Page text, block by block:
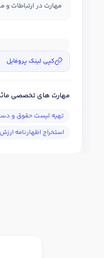
مهارت در ارتباطات و
کپی لینک پروفایل
مهارت های تخصصی
تهیه لیست حقوق و
استخراج اظهارنامه